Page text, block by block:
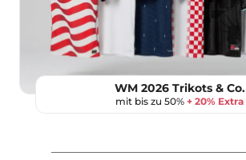
WM 2026 Trikots & Co.
mit bis zu 50% + 20% Extra